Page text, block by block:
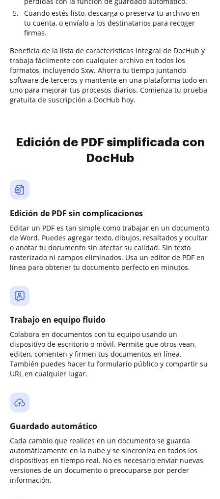
Cuando estés listo, descarga o preserva tu archivo en
tu cuenta, o envíalo a los destinatarios para recoger
firmas.
Beneficia de la lista de características integral de DocHub y
trabaja fácilmente con cualquier archivo en todos los
formatos, incluyendo Sxw. Ahorra tu tiempo juntando
software de terceros y mantente en una plataforma todo en
uno para mejorar tus procesos diarios. Comienza tu prueba
gratuita de suscripción a DocHub hoy.
Edición de PDF simplificada con
DocHub
Edición de PDF sin complicaciones
Editar un PDF es tan simple como trabajar en un documento
de Word. Puedes agregar texto, dibujos, resaltados y ocultar
o anotar tu documento sin afectar su calidad. Sin texto
rasterizado ni campos eliminados. Usa un editor de PDF en
línea para obtener tu documento perfecto en minutos.
Trabajo en equipo fluido
Colabora en documentos con tu equipo usando un
dispositivo de escritorio o móvil. Permite que otros vean,
editen, comenten y firmen tus documentos en línea.
También puedes hacer tu formulario público y compartir su
URL en cualquier lugar.
Guardado automático
Cada cambio que realices en un documento se guarda
automáticamente en la nube y se sincroniza en todos los
dispositivos en tiempo real. No es necesario enviar nuevas
versiones de un documento o preocuparse por perder
información.